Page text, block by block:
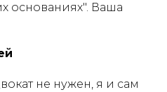
основаниях". Ваша
не нужен, я и сам